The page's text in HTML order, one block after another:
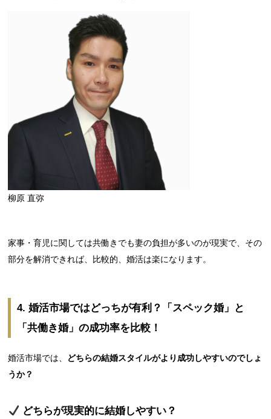
柳原 直弥
家事・育児に関しては共働きでも妻の負担が多いのが現実で、その
部分を解消できれば、比較的、婚活は楽になります。
4. 婚活市場ではどっちが有利？「スペック婚」と
「共働き婚」の成功率を比較！
婚活市場では、
どちらの結婚スタイルがより成功しやすいのでしょ
うか？
どちらが現実的に結婚しやすい？